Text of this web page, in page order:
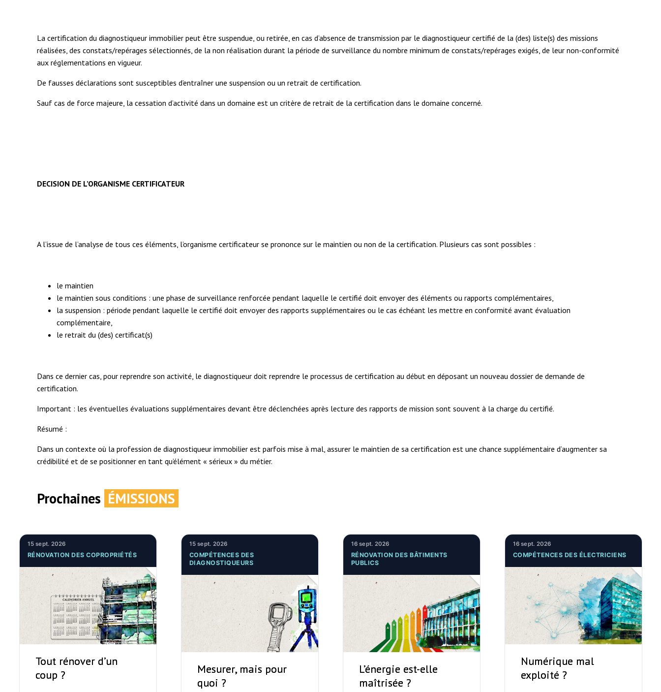
La certification du diagnostiqueur immobilier peut être suspendue, ou retirée, en cas d’absence de transmission par le diagnostiqueur certifié de la (des) liste(s) des missions
réalisées, des constats/repérages sélectionnés, de la non réalisation durant la période de surveillance du nombre minimum de constats/repérages exigés, de leur non-conformité
aux réglementations en vigueur.
De fausses déclarations sont susceptibles d’entraîner une suspension ou un retrait de certification.
Sauf cas de force majeure, la cessation d’activité dans un domaine est un critère de retrait de la certification dans le domaine concerné.
DECISION DE L’ORGANISME CERTIFICATEUR
A l’issue de l’analyse de tous ces éléments, l’organisme certificateur se prononce sur le maintien ou non de la certification. Plusieurs cas sont possibles :
le maintien
le maintien sous conditions : une phase de surveillance renforcée pendant laquelle le certifié doit envoyer des éléments ou rapports complémentaires,
la suspension : période pendant laquelle le certifié doit envoyer des rapports supplémentaires ou le cas échéant les mettre en conformité avant évaluation
complémentaire,
le retrait du (des) certificat(s)
Dans ce dernier cas, pour reprendre son activité, le diagnostiqueur doit reprendre le processus de certification au début en déposant un nouveau dossier de demande de
certification.
Important : les éventuelles évaluations supplémentaires devant être déclenchées après lecture des rapports de mission sont souvent à la charge du certifié.
Résumé :
Dans un contexte où la profession de diagnostiqueur immobilier est parfois mise à mal, assurer le maintien de sa certification est une chance supplémentaire d’augmenter sa
crédibilité et de se positionner en tant qu’élément « sérieux » du métier.
Prochaines ÉMISSIONS
15 sept. 2026
RÉNOVATION DES COPROPRIÉTÉS
Tout rénover d’un
coup ?
15 sept. 2026
COMPÉTENCES DES
DIAGNOSTIQUEURS
Mesurer, mais pour
quoi ?
16 sept. 2026
RÉNOVATION DES BÂTIMENTS
PUBLICS
L’énergie est-elle
maîtrisée ?
16 sept. 2026
COMPÉTENCES DES ÉLECTRICIENS
Numérique mal
exploité ?